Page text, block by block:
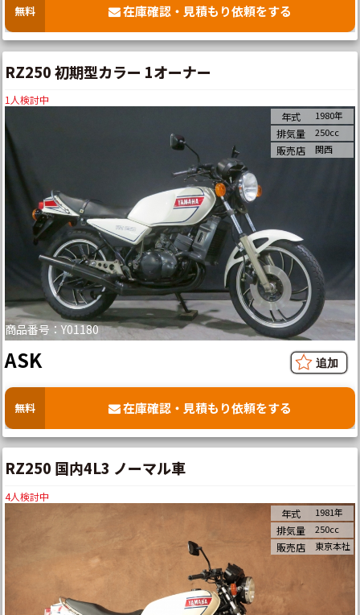
無料 在庫確認・見積もり依頼をする
RZ250 初期型カラー 1オーナー
1 人検討中
商品番号：Y01180
年式 1980年
排気量 250cc
販売店 関西
ASK
無料 在庫確認・見積もり依頼をする
RZ250 国内4L3 ノーマル車
4人検討中
年式 1981年
排気量 250cc
販売店 東京本社